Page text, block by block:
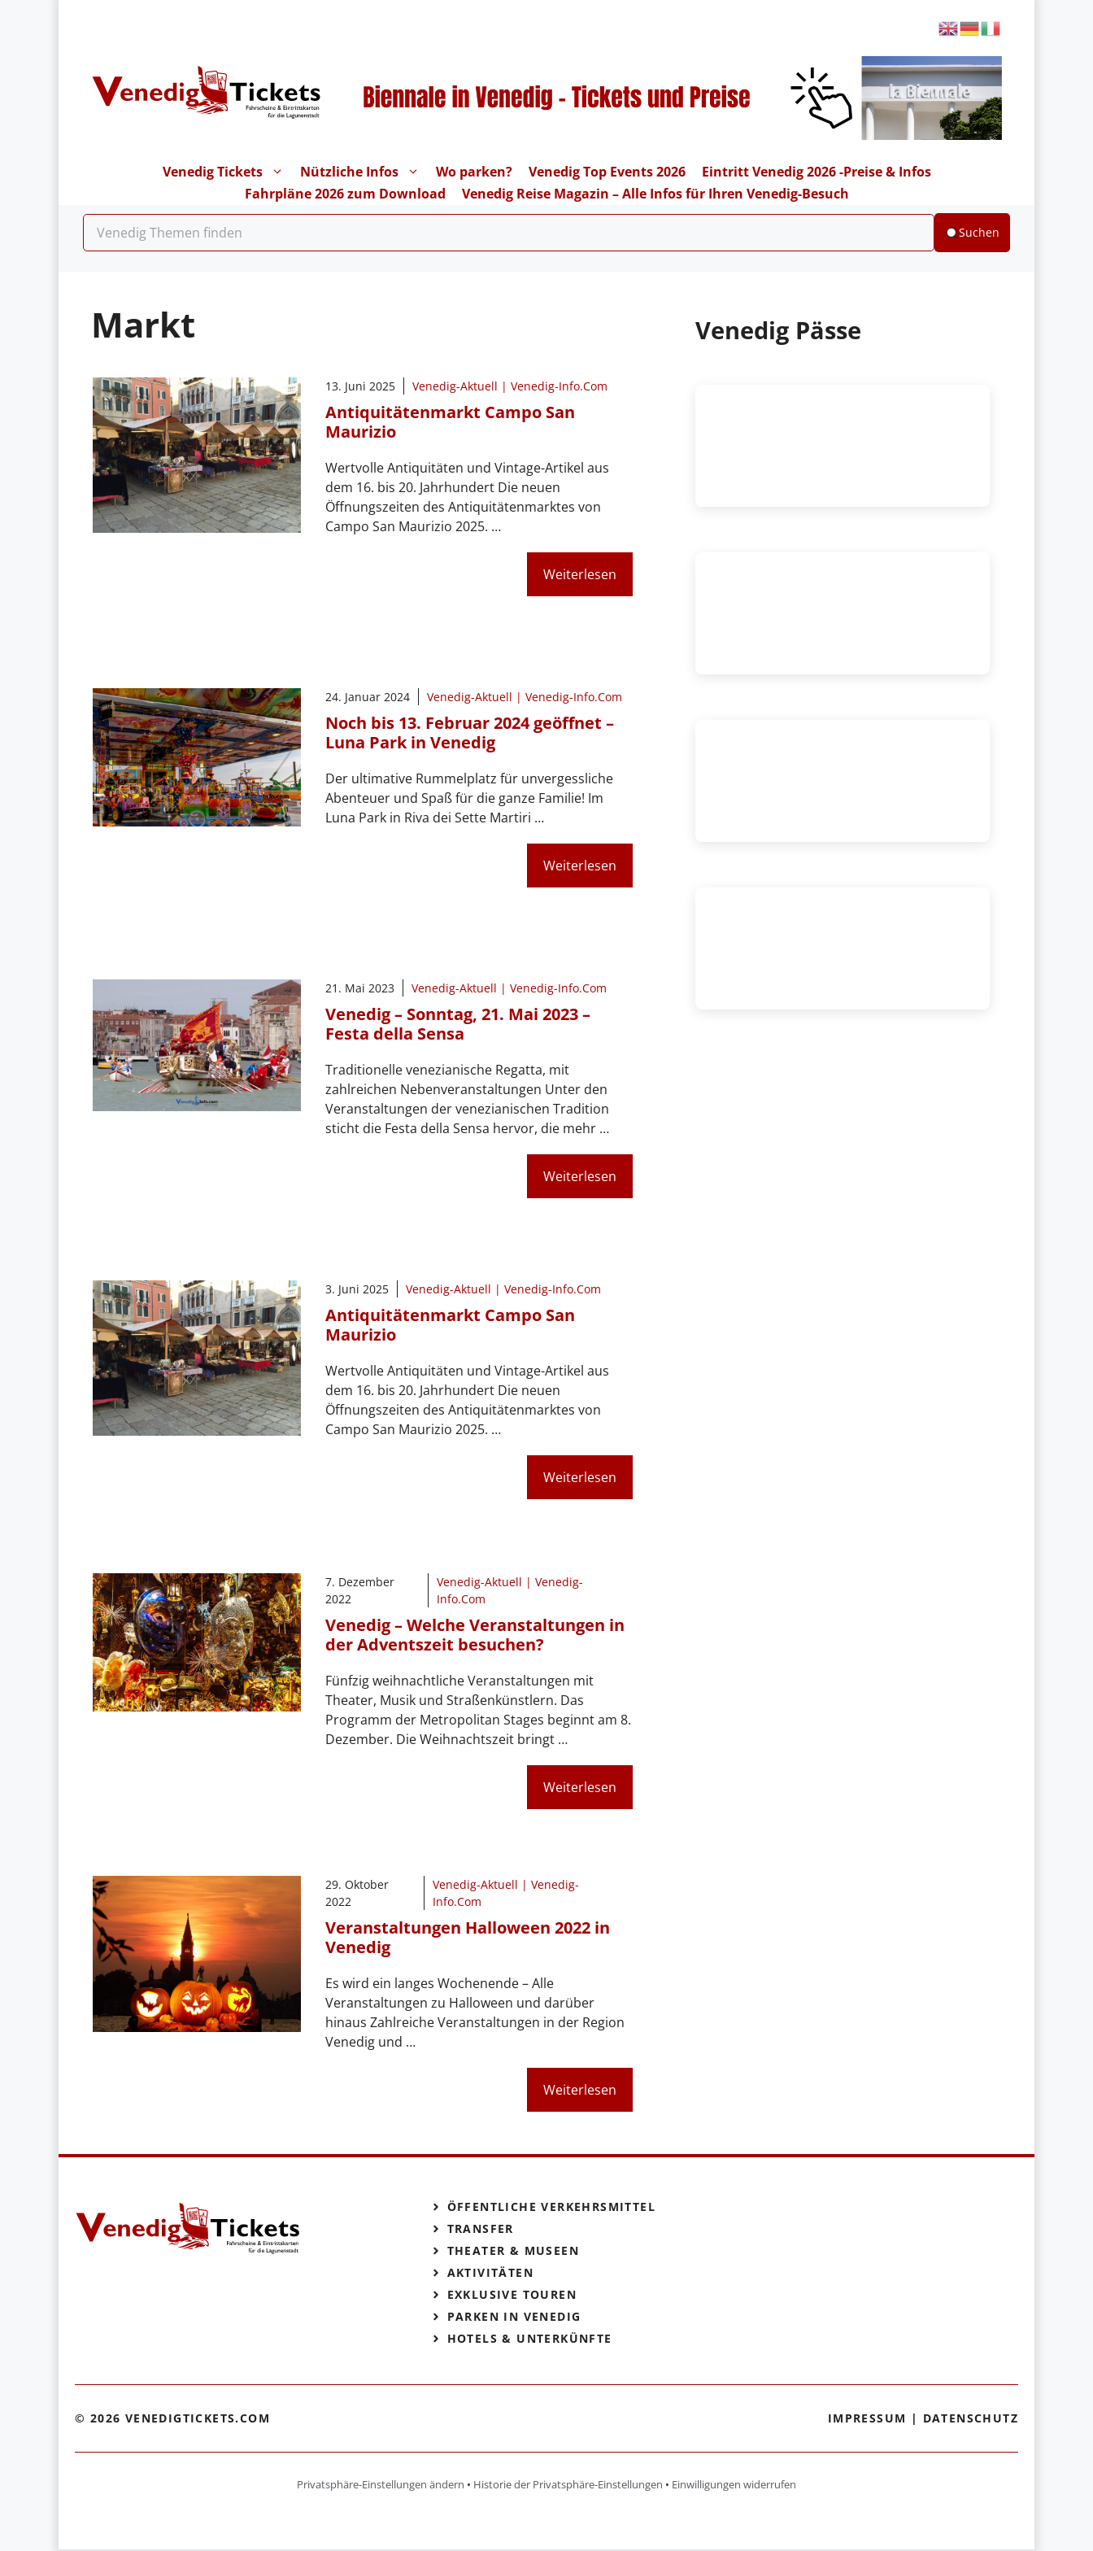
Venedig Tickets Nützliche Infos Wo parken? Venedig Top Events 2026
Eintritt Venedig 2026 -Preise & Infos
Fahrpläne 2026 zum Download
Venedig Reise Magazin – Alle Infos für Ihren Venedig-Besuch
Suchen
Markt
13. Juni 2025 Venedig-Aktuell | Venedig-Info.Com
Antiquitätenmarkt Campo San
Maurizio
Wertvolle Antiquitäten und Vintage-Artikel aus
dem 16. bis 20. Jahrhundert Die neuen
Öffnungszeiten des Antiquitätenmarktes von
Campo San Maurizio 2025. …
Weiterlesen
24. Januar 2024 Venedig-Aktuell | Venedig-Info.Com
Noch bis 13. Februar 2024 geöffnet –
Luna Park in Venedig
Der ultimative Rummelplatz für unvergessliche
Abenteuer und Spaß für die ganze Familie! Im
Luna Park in Riva dei Sette Martiri …
Weiterlesen
21. Mai 2023 Venedig-Aktuell | Venedig-Info.Com
Venedig – Sonntag, 21. Mai 2023 –
Festa della Sensa
Traditionelle venezianische Regatta, mit
zahlreichen Nebenveranstaltungen Unter den
Veranstaltungen der venezianischen Tradition
sticht die Festa della Sensa hervor, die mehr …
Weiterlesen
3. Juni 2025 Venedig-Aktuell | Venedig-Info.Com
Antiquitätenmarkt Campo San
Maurizio
Wertvolle Antiquitäten und Vintage-Artikel aus
dem 16. bis 20. Jahrhundert Die neuen
Öffnungszeiten des Antiquitätenmarktes von
Campo San Maurizio 2025. …
Weiterlesen
7. Dezember
2022
Venedig-Aktuell | Venedig-
Info.Com
Venedig – Welche Veranstaltungen in
der Adventszeit besuchen?
Fünfzig weihnachtliche Veranstaltungen mit
Theater, Musik und Straßenkünstlern. Das
Programm der Metropolitan Stages beginnt am 8.
Dezember. Die Weihnachtszeit bringt …
Weiterlesen
29. Oktober
2022
Venedig-Aktuell | Venedig-
Info.Com
Veranstaltungen Halloween 2022 in
Venedig
Es wird ein langes Wochenende – Alle
Veranstaltungen zu Halloween und darüber
hinaus Zahlreiche Veranstaltungen in der Region
Venedig und …
Weiterlesen
Venedig Pässe
ÖFFENTLICHE VERKEHRSMITTEL
TRANSFER
THEATER & MUSEEN
AKTIVITÄTEN
EXKLUSIVE TOUREN
PARKEN IN VENEDIG
HOTELS & UNTERKÜNFTE
© 2026 VENEDIGTICKETS.COM IMPRESSUM | DATENSCHUTZ
Privatsphäre-Einstellungen ändern • Historie der Privatsphäre-Einstellungen • Einwilligungen widerrufen